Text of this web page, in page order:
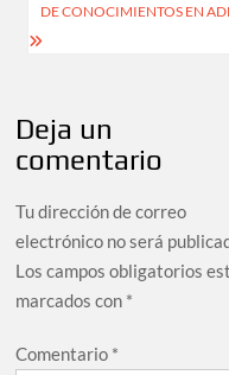
DE CONOCIMIENTOS EN
Deja un
comentario
Tu dirección de correo
electrónico no será
Los campos obligatorios
marcados con *
Comentario *